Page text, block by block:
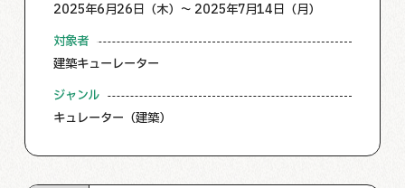
2025年6月26日（木）～ 2025年7月14日（月）
対象者
建築キューレーター
ジャンル
キュレーター（建築）